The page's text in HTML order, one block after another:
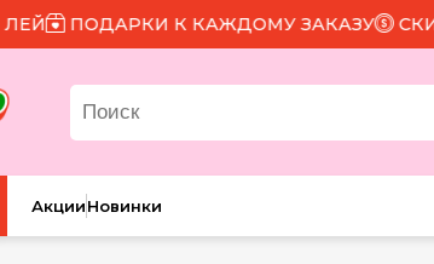
ПОДАРКИ К КАЖДОМУ ЗАКАЗУ СКИДКА
АкцииНовинки